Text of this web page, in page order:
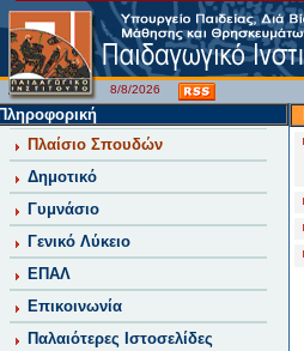
8/8/2026
Πληροφορική
Πλαίσιο Σπουδών
Δημοτικό
Γυμνάσιο
Γενικό Λύκειο
ΕΠΑΛ
Επικοινωνία
Παλαιότερες Ιστοσελίδες